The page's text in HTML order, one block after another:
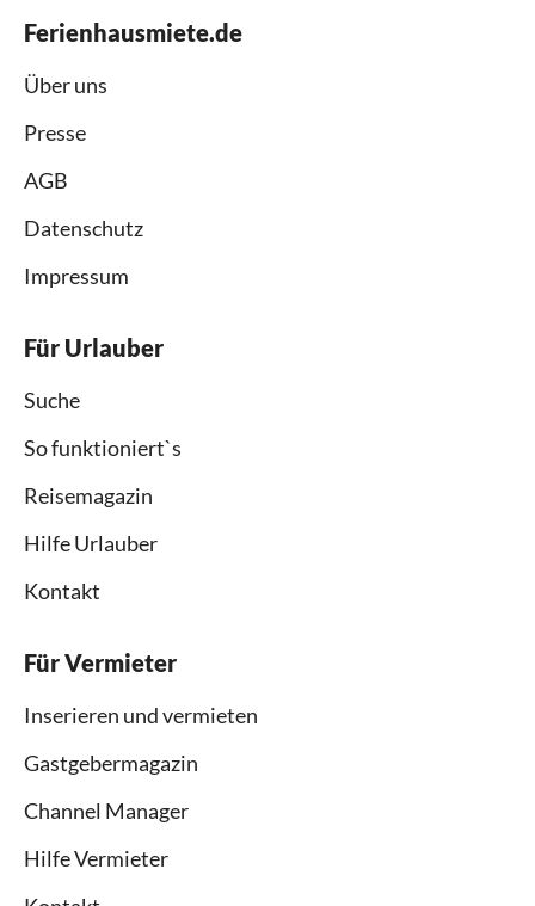
Ferienhausmiete.de
Über uns
Presse
AGB
Datenschutz
Impressum
Für Urlauber
Suche
So funktioniert`s
Reisemagazin
Hilfe Urlauber
Kontakt
Für Vermieter
Inserieren und vermieten
Gastgebermagazin
Channel Manager
Hilfe Vermieter